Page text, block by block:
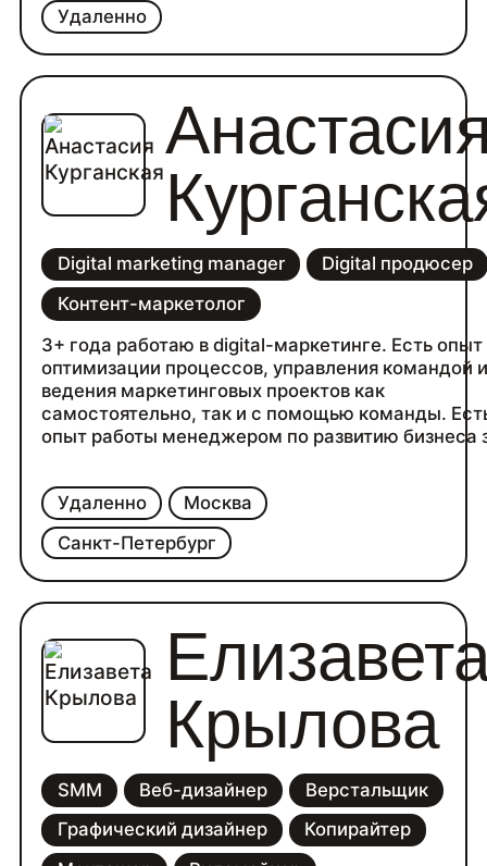
Удаленно
команд, благотворительные мероприятия.
Ищу работу в сфере внутренних
коммуникаций, хочу выстраивать процессы
с нуля, планировать мероприятия и
развивать бренд работодателя.
Удаленно
Москва
Санкт-Петербург
Digital marketing manager
Digital продюсер
Контент-маркетолог
3+ года работаю в digital-маркетинге. Есть опыт
оптимизации процессов, управления командой
ведения маркетинговых проектов как
самостоятельно, так и с помощью команды.
опыт работы менеджером по развитию бизнеса
Крылова
SMM Веб-дизайнер
Верстальщик
Графический дизайнер
Копирайтер